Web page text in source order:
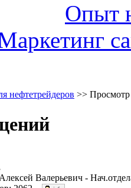
Опыт
нефтетрейдеров >>
Валерьевич -